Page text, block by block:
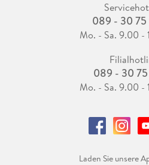
089 - 30
Mo. - Sa. 9.00 -
089 - 30
Mo. - Sa. 9.00 -
Laden Sie unsere